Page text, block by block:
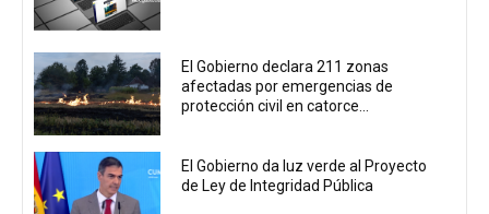
El Gobierno declara 211 zonas
afectadas por emergencias de
protección civil en catorce...
El Gobierno da luz verde al Proyecto
de Ley de Integridad Pública